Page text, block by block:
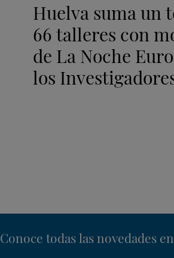
Huelva suma un
66 talleres con
de La Noche
los
instagram
Conoce todas las novedades